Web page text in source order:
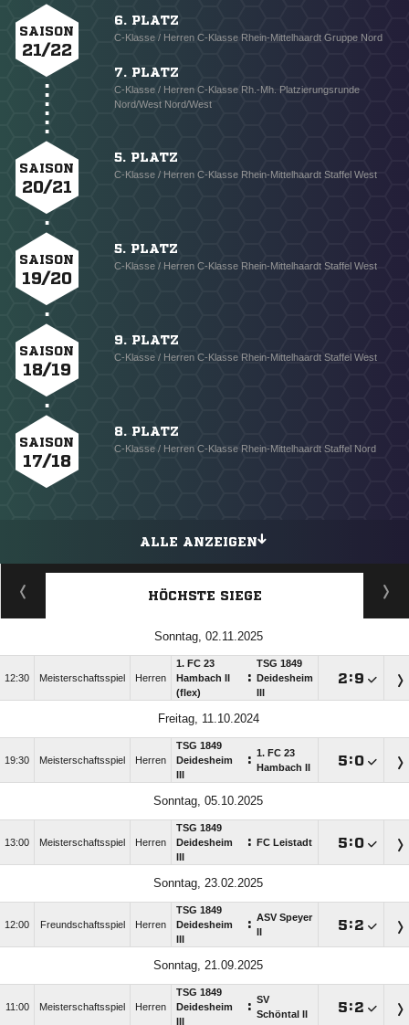
SAISON
21/22
6. PLATZ
C-Klasse / Herren C-Klasse Rhein-Mittelhaardt Gruppe Nord
7. PLATZ
C-Klasse / Herren C-Klasse Rh.-Mh. Platzierungsrunde
Nord/West Nord/West
SAISON
20/21
5. PLATZ
C-Klasse / Herren C-Klasse Rhein-Mittelhaardt Staffel West
SAISON
19/20
5. PLATZ
C-Klasse / Herren C-Klasse Rhein-Mittelhaardt Staffel West
SAISON
18/19
9. PLATZ
C-Klasse / Herren C-Klasse Rhein-Mittelhaardt Staffel West
SAISON
17/18
8. PLATZ
C-Klasse / Herren C-Klasse Rhein-Mittelhaardt Staffel Nord
ALLE ANZEIGEN
HÖCHSTE SIEGE
Sonntag, 02.11.2025
12:30 Meisterschaftsspiel Herren
1. FC 23
Hambach II
(flex)
:
TSG 1849
Deidesheim
:
Freitag, 11.10.2024
19:30 Meisterschaftsspiel Herren
TSG 1849
Deidesheim
: 1. FC 23
Hambach II
:
Sonntag, 05.10.2025
13:00 Meisterschaftsspiel Herren
TSG 1849
Deidesheim
: FC Leistadt :
Sonntag, 23.02.2025
12:00 Freundschaftsspiel Herren
TSG 1849
Deidesheim
: ASV Speyer
:
Sonntag, 21.09.2025
11:00 Meisterschaftsspiel Herren
TSG 1849
Deidesheim
: SV
Schöntal II
: